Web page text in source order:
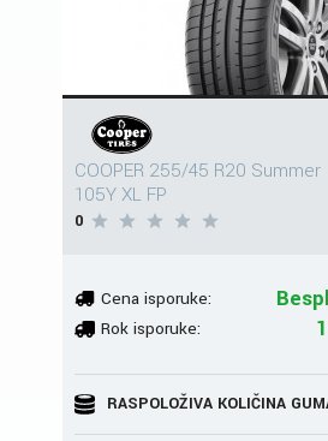
COOPER 255/45 R20 Summer
105Y XL FP
0
Cena isporuke:
Rok isporuke:
RASPOLOŽIVA KOLIČINA